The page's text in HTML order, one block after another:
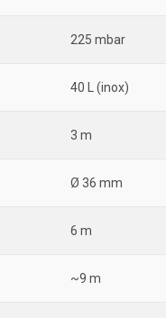
225 mbar
40 L (inox)
3 m
Ø 36 mm
6 m
~9 m